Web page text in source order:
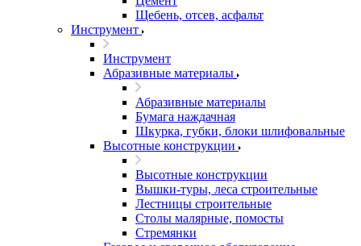
Щебень, отсев, асфальт
Инструмент
Инструмент
Абразивные материалы
Абразивные материалы
Бумага наждачная
Шкурка, губки, блоки шлифовальные
Высотные конструкции
Высотные конструкции
Вышки-туры, леса строительные
Лестницы строительные
Столы малярные, помосты
Стремянки